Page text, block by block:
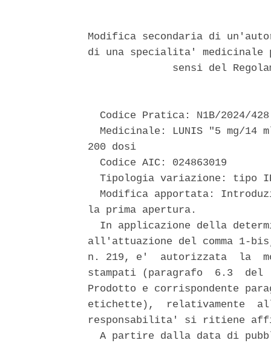
Modifica secondaria di
di una specialita' medicinale
sensi del
Codice Pratica: N1B/2024/
Medicinale: LUNIS "5 mg/14
200 dosi
  Codice AIC: 024863019
Tipologia variazione: tipo
Modifica apportata:
la prima apertura.
In applicazione della
all'attuazione del comma 1-
n. 219, e'  autorizzata  la
stampati (paragrafo  6.3
Prodotto e corrispondente
etichette),  relativamente
responsabilita' si ritiene
A partire dalla data di